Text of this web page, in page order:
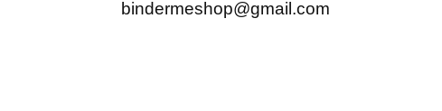
bindermeshop@gmail.com